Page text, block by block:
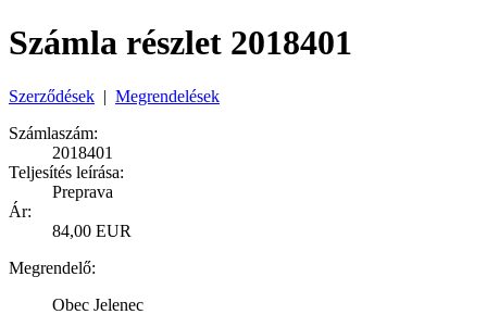
Számla részlet 2018401
Szerződések | Megrendelések
Számlaszám:
2018401
Teljesítés leírása:
Preprava
Ár:
84,00 EUR
Megrendelő:
Obec Jelenec